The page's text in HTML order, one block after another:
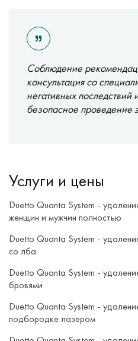
Соблюдение
консультация со
негативных последствий
безопасное проведение
Услуги и цены
Duetto Quanta System -
женщин и мужчин полностью
Duetto Quanta System -
со лба
Duetto Quanta System -
бровями
Duetto Quanta System -
подбородке лазером